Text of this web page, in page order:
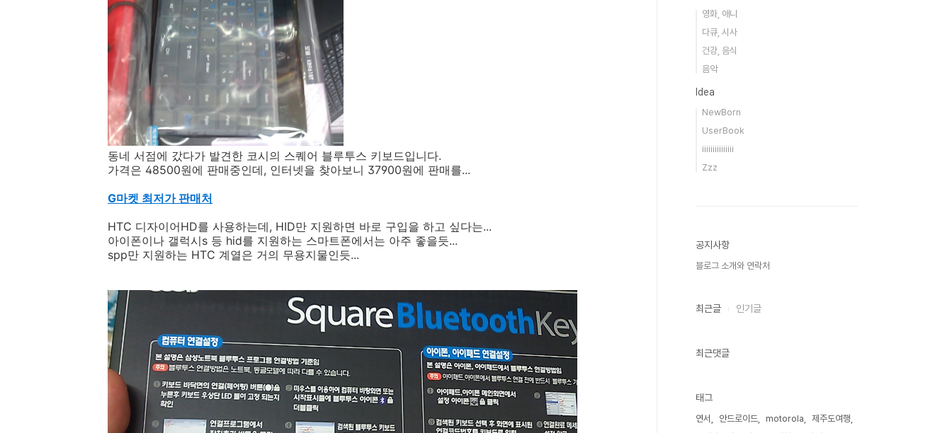
동네 서점에 갔다가 발견한 코시의 스퀘어 블루투스 키보드입니다.
가격은 48500원에 판매중인데, 인터넷을 찾아보니 37900원에 판매를...
G마켓 최저가 판매처
HTC 디자이어HD를 사용하는데, HID만 지원하면 바로 구입을 하고 싶다는...
아이폰이나 갤럭시s 등 hid를 지원하는 스마트폰에서는 아주 좋을듯...
spp만 지원하는 HTC 계열은 거의 무용지물인듯...
영화, 애니
다큐, 시사
건강, 음식
음악
Idea
NewBorn
UserBook
iiiiiiiiiiiiiii
Zzz
공지사항
블로그 소개와 연락처
최근글 인기글
최근댓글
태그
연서 안드로이드 motorola
제주도여행